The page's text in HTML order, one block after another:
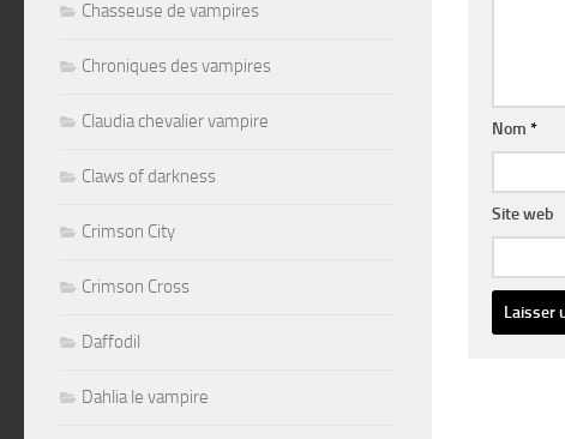
Nom *
Site web
Chasseuse de vampires
Chroniques des vampires
Claudia chevalier vampire
Claws of darkness
Crimson City
Crimson Cross
Daffodil
Dahlia le vampire